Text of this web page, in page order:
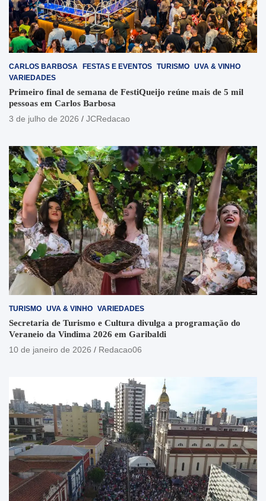
CARLOS BARBOSA FESTAS E EVENTOS TURISMO UVA & VINHO
VARIEDADES
Primeiro final de semana de FestiQueijo reúne mais de 5 mil
pessoas em Carlos Barbosa
3 de julho de 2026
JCRedacao
TURISMO UVA & VINHO VARIEDADES
Secretaria de Turismo e Cultura divulga a programação do
Veraneio da Vindima 2026 em Garibaldi
10 de janeiro de 2026
Redacao06